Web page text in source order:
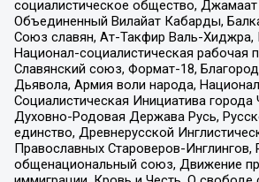
социалистическое общество, Джамаат
Объединенный Вилайат Кабарды,
Союз славян, Ат-Такфир Валь-Хиджра,
Национал-социалистическая рабочая
Славянский союз, Формат-18,
Дьявола, Армия воли народа,
Социалистическая Инициатива города
Духовно-Родовая Держава Русь,
единство, Древнерусской
Православных Староверов-Инглингов,
общенациональный союз, Движение